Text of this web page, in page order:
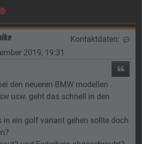
Offline
Kontaktdaten:
2019, 19:31
den neueren BMW modellen .
usw. geht das schnell in den
in ein golf variant gehen sollte doch